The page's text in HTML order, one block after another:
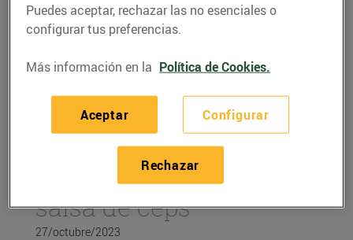
Filet de vedella amb
salsa de ceps
27/octubre/2023
Puedes aceptar, rechazar las no esenciales o
configurar tus preferencias.
Más información en la Política de Cookies.
Configurar
Rechazar
Aceptar